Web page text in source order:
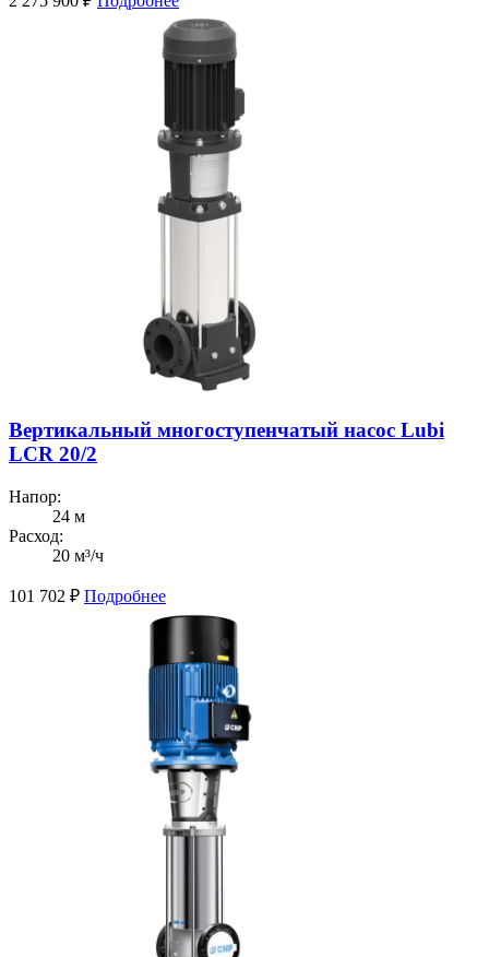
Вертикальный многоступенчатый насос Lubi
LCR 20/2
Напор:
24 м
Расход:
20 м³/ч
101 702 ₽ Подробнее